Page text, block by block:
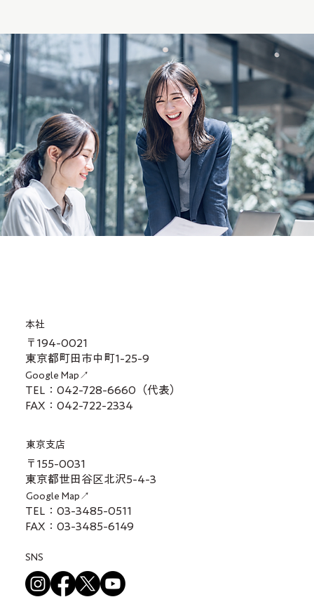
本社
〒194-0021
東京都町田市中町1-25-9
Google Map↗
TEL：042-728-6660（代表）
FAX：042-722-2334
東京支店
〒155-0031
東京都世田谷区北沢5-4-3
Google Map↗
TEL：03-3485-0511
FAX：03-3485-6149
SNS